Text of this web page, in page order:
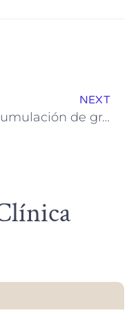
NEXT
Acumulación de grasa en las piernas: Causas y tratamientos para reducirla